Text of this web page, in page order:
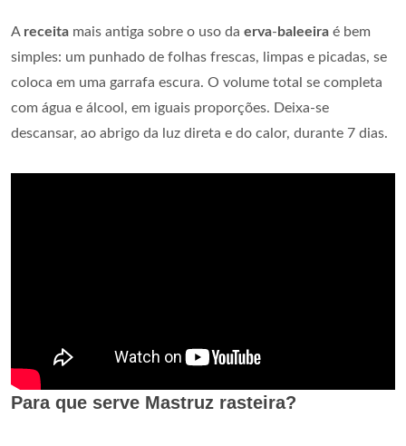
A receita mais antiga sobre o uso da erva- baleeira é bem
simples: um punhado de folhas frescas, limpas e picadas, se
coloca em uma garrafa escura. O volume total se completa
com água e álcool, em iguais proporções. Deixa-se
descansar, ao abrigo da luz direta e do calor, durante 7 dias.
Para que serve Mastruz rasteira?